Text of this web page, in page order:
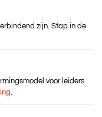
zijn. Stap in de
voor leiders
.